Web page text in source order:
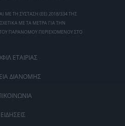
ΜΕ ΤΗ ΣΥΣΤΑΣΗ (ΕΕ) 2018/334 ΤΗΣ
ΜΕ ΤΑ ΜΕΤΡΑ ΓΙΑ ΤΗΝ
ΠΑΡΑΝΟΜΟΥ ΠΕΡΙΕΧΟΜΕΝΟΥ ΣΤΟ
ΕΤΑΙΡΙΑΣ
ΔΙΑΝΟΜΗΣ
ΕΙΔΗΣΕΙΣ